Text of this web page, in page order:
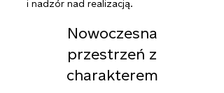
i nadzór nad realizacją.
Nowoczesna
przestrzeń z
charakterem